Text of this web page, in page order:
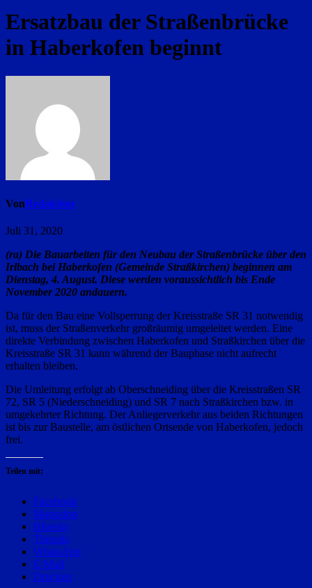
Ersatzbau der Straßenbrücke
in Haberkofen beginnt
VonRedaktion
Juli 31, 2020
(ra) Die Bauarbeiten für den Neubau der Straßenbrücke über den
Irlbach bei Haberkofen (Gemeinde Straßkirchen) beginnen am
Dienstag, 4. August. Diese werden voraussichtlich bis Ende
November 2020 andauern.
Da für den Bau eine Vollsperrung der Kreisstraße SR 31 notwendig
ist, muss der Straßenverkehr großräumig umgeleitet werden. Eine
direkte Verbindung zwischen Haberkofen und Straßkirchen über die
Kreisstraße SR 31 kann während der Bauphase nicht aufrecht
erhalten bleiben.
Die Umleitung erfolgt ab Oberschneiding über die Kreisstraßen SR
72, SR 5 (Niederschneiding) und SR 7 nach Straßkirchen bzw. in
umgekehrter Richtung. Der Anliegerverkehr aus beiden Richtungen
ist bis zur Baustelle, am östlichen Ortsende von Haberkofen, jedoch
frei.
Teilen mit:
Facebook
Mastodon
Bluesky
Threads
WhatsApp
E-Mail
Drucken